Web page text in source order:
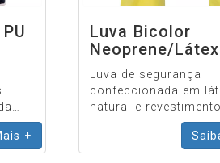
+
Luva Bicolor
Neoprene/Látex
Luva de segurança
confeccionada em
natural e
palmar, ponta dos
dorso em neoprene,
acabamento